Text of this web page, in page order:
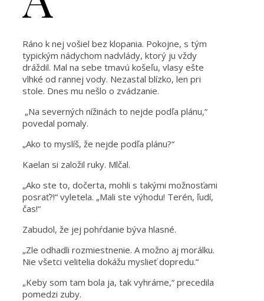
Ráno k nej vošiel bez klopania. Pokojne, s tým
typickým nádychom nadvlády, ktorý ju vždy
dráždil. Mal na sebe tmavú košeľu, vlasy ešte
vlhké od rannej vody. Nezastal blízko, len pri
stole. Dnes mu nešlo o zvádzanie.
„Na severných nížinách to nejde podľa plánu,“
povedal pomaly.
„Ako to myslíš, že nejde podľa plánu?“
Kaelan si založil ruky. Mlčal.
„Ako ste to, dočerta, mohli s takými možnosťami
posrať?!“ vyletela. „Mali ste výhodu! Terén, ľudí,
čas!“
Zabudol, že jej pohŕdanie býva hlasné.
„Zle odhadli rozmiestnenie. A možno aj morálku.
Nie všetci velitelia dokážu myslieť dopredu.“
„Keby som tam bola ja, tak vyhráme,“ precedila
pomedzi zuby.